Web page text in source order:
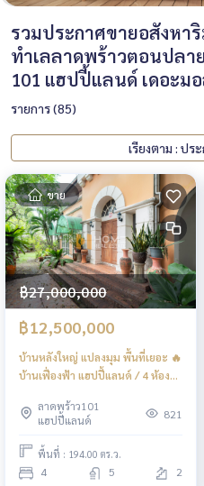
รวมประกาศขายอสังหา
ทำเลลาดพร้าวตอนปลา
101 แฮปปี้แลนด์ เดอะม
รายการ (85)
เรียงต
ขาย
฿27,000,000
฿12,500,000
บ้านหลังใหญ่ แปลงมุม พื้นที่เยอะ 🔥
บ้านเฟื่องฟ้า แฮปปี้แลนด์ / 4 ห้อง
Happyland / 4 Bedrooms (FOR
SALE) AA486
ลาดพร้าว101
แฮปปี้แลนด์
821
พื้นที่ : 194.00 ตร.ว.
4 5 2